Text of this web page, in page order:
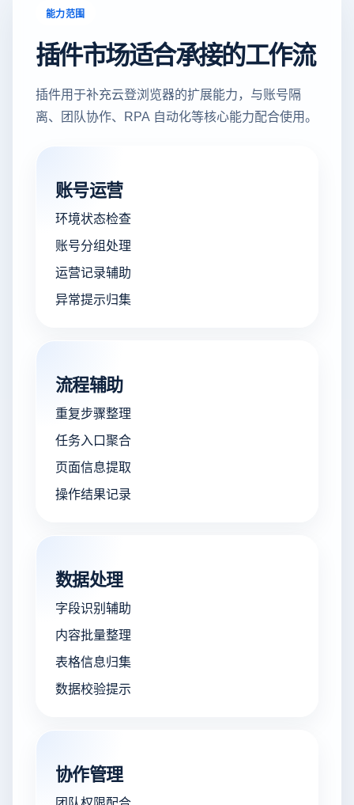
能力范围
插件市场适合承接的工作流
插件用于补充云登浏览器的扩展能力，与账号隔
离、团队协作、RPA 自动化等核心能力配合使用。
账号运营
环境状态检查
账号分组处理
运营记录辅助
异常提示归集
流程辅助
重复步骤整理
任务入口聚合
页面信息提取
操作结果记录
数据处理
字段识别辅助
内容批量整理
表格信息归集
数据校验提示
协作管理